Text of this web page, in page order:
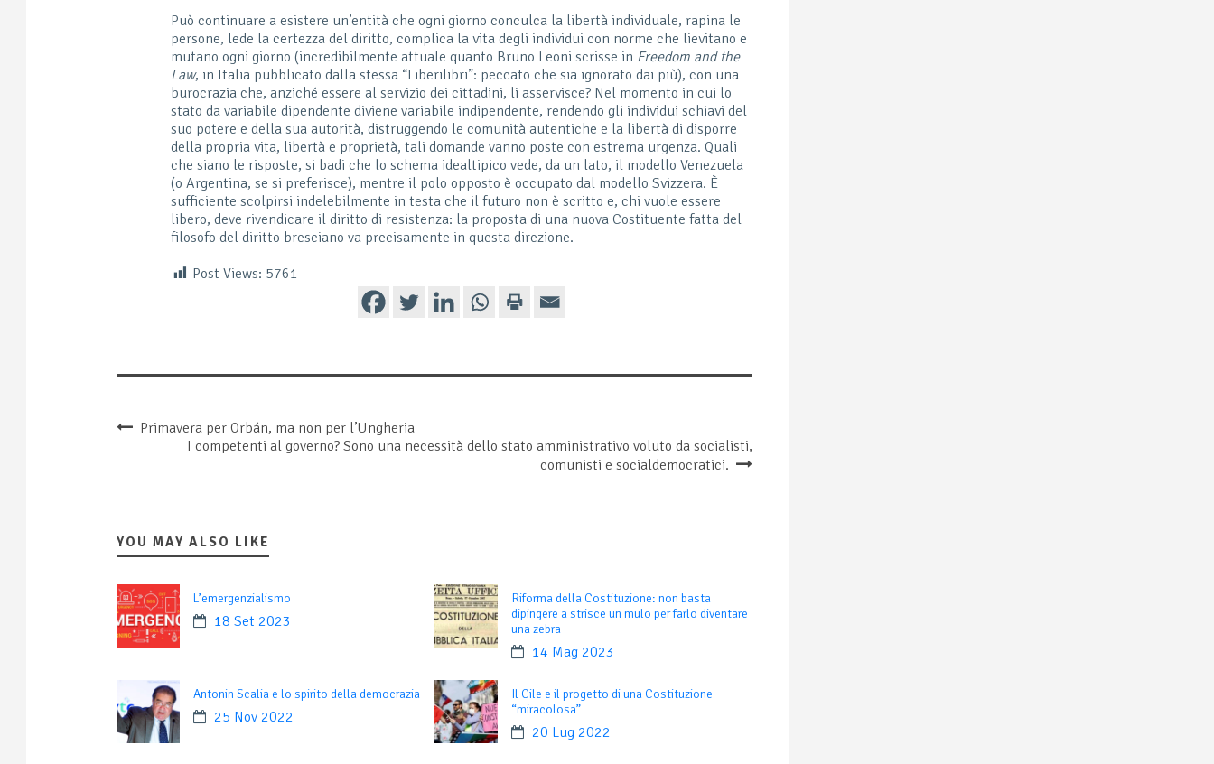
Può continuare a esistere un’entità che ogni giorno conculca la libertà individuale, rapina le
persone, lede la certezza del diritto, complica la vita degli individui con norme che lievitano e
mutano ogni giorno (incredibilmente attuale quanto Bruno Leoni scrisse in Freedom and the
Law, in Italia pubblicato dalla stessa “Liberilibri”: peccato che sia ignorato dai più), con una
burocrazia che, anziché essere al servizio dei cittadini, li asservisce? Nel momento in cui lo
stato da variabile dipendente diviene variabile indipendente, rendendo gli individui schiavi del
suo potere e della sua autorità, distruggendo le comunità autentiche e la libertà di disporre
della propria vita, libertà e proprietà, tali domande vanno poste con estrema urgenza. Quali
che siano le risposte, si badi che lo schema idealtipico vede, da un lato, il modello Venezuela
(o Argentina, se si preferisce), mentre il polo opposto è occupato dal modello Svizzera. È
sufficiente scolpirsi indelebilmente in testa che il futuro non è scritto e, chi vuole essere
libero, deve rivendicare il diritto di resistenza: la proposta di una nuova Costituente fatta del
filosofo del diritto bresciano va precisamente in questa direzione.
Post Views: 5761
Primavera per Orbán, ma non per l’Ungheria
I competenti al governo? Sono una necessità dello stato amministrativo voluto da socialisti,
comunisti e socialdemocratici.
YOU MAY ALSO LIKE
L’emergenzialismo
18 Set 2023
Riforma della Costituzione: non basta
dipingere a strisce un mulo per farlo diventare
una zebra
14 Mag 2023
Antonin Scalia e lo spirito della democrazia
25 Nov 2022
Il Cile e il progetto di una Costituzione
“miracolosa”
20 Lug 2022